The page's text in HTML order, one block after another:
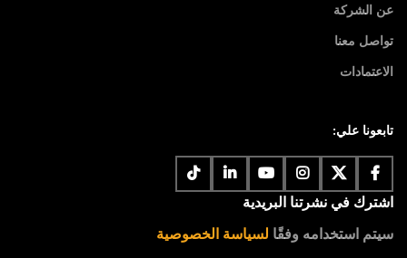
عن الشركة
تواصل معنا
الاعتمادات
تابعونا علي:
اشترك في نشرتنا البريدية
سيتم استخدامه وفقًا لسياسة الخصوصية